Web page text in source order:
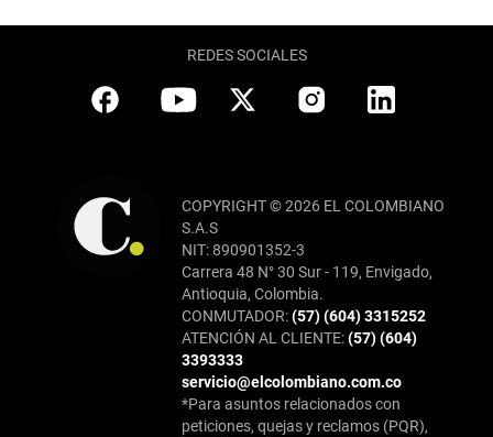
REDES SOCIALES
COPYRIGHT © 2026 EL COLOMBIANO
S.A.S
NIT: 890901352-3
Carrera 48 N° 30 Sur - 119, Envigado,
Antioquia, Colombia.
CONMUTADOR:(57) (604) 3315252
ATENCIÓN AL CLIENTE:(57) (604)
3393333
servicio@elcolombiano.com.co
*Para asuntos relacionados con
peticiones, quejas y reclamos (PQR),